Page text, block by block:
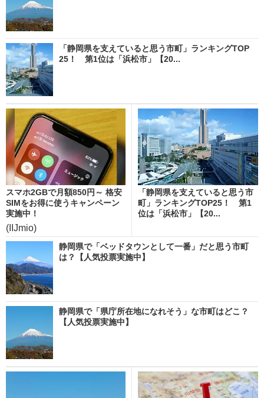
「静岡県を支えていると思う市町」ランキングTOP
25！ 第1位は「浜松市」【20...
スマホ2GBで月額850円～ 格安
SIMをお得に使うキャンペーン
実施中！
(IIJmio)
「静岡県を支えていると思う市
町」ランキングTOP25！ 第1
位は「浜松市」【20...
静岡県で「ベッドタウンとして一番」だと思う市町
は？【人気投票実施中】
静岡県で「県庁所在地になれそう」な市町はどこ？
【人気投票実施中】